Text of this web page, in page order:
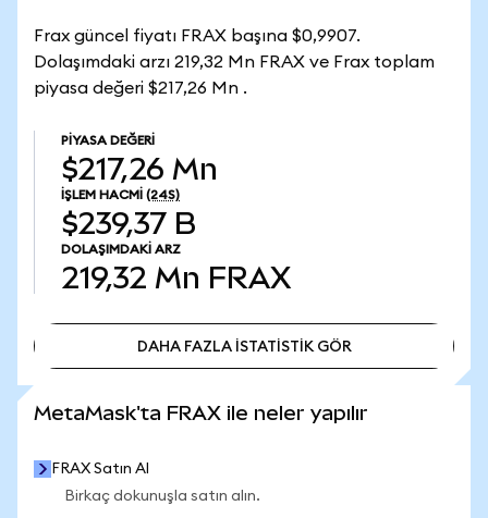
Frax güncel fiyatı FRAX başına $0,9907.
Dolaşımdaki arzı 219,32 Mn FRAX ve Frax toplam
piyasa değeri $217,26 Mn .
PIYASA DEĞERI
$217,26 Mn
İŞLEM HACMI (24S)
$239,37 B
DOLAŞIMDAKI ARZ
219,32 Mn FRAX
DAHA FAZLA İSTATİSTİK GÖR
MetaMask'ta FRAX ile neler yapılır
FRAX Satın Al
Birkaç dokunuşla satın alın.